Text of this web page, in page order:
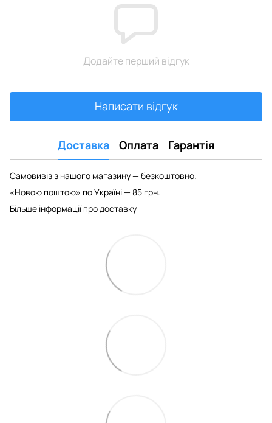
Додайте перший відгук
Написати відгук
Доставка Оплата Гарантія
Самовивіз з нашого магазину — безкоштовно.
«Новою поштою» по Україні — 85 грн.
Більше інформації про доставку